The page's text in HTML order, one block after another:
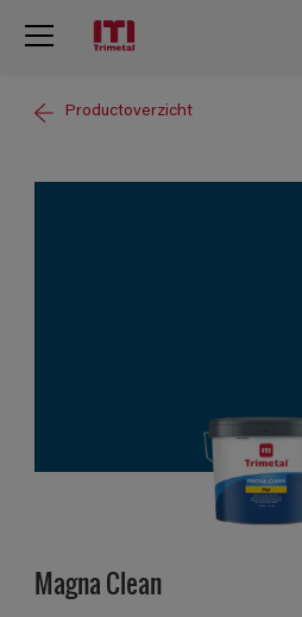
Productoverzicht
Magna Clean